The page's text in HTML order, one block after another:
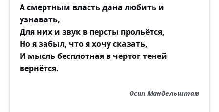
А смертным власть дана любить и
узнавать,
Для них и звук в персты прольётся,
Но я забыл, что я хочу сказать,
И мысль бесплотная в чертог теней
вернётся.
Осип Мандельштам